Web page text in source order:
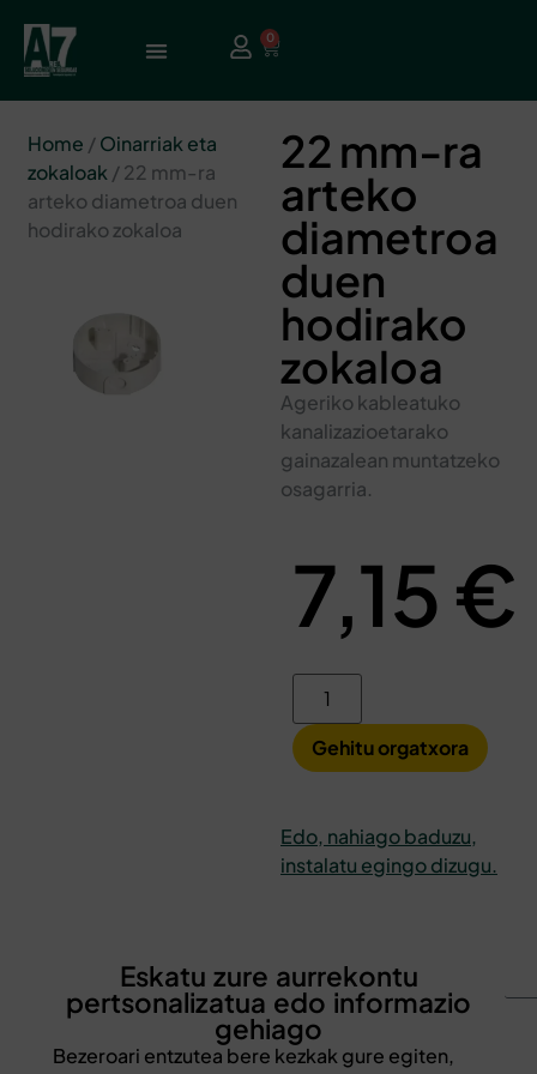
0
Home /Oinarriak eta
zokaloak / 22 mm-ra
arteko diametroa duen
hodirako zokaloa
22 mm-ra
arteko
diametroa
duen
hodirako
zokaloa
Ageriko kableatuko
kanalizazioetarako
gainazalean muntatzeko
osagarria.
7,15€
Gehitu orgatxora
Edo, nahiago baduzu,
instalatu egingo dizugu.
Eskatu zure aurrekontu
pertsonalizatua edo informazio
gehiago
Bezeroari entzutea bere kezkak gure egiten,